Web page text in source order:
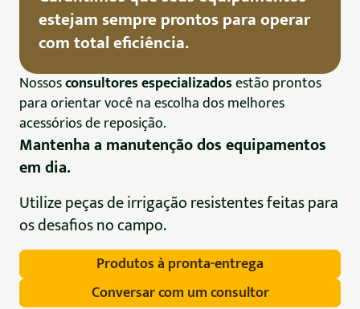
estejam sempre prontos para operar
com total eficiência.
Nossosconsultores especializadosestão prontos
para orientar você na escolha dos melhores
acessórios de reposição.
Mantenha a manutenção dos equipamentos
em dia.
Utilize peças de irrigação resistentes feitas para
os desafios no campo.
Produtos à pronta-entrega
Conversar com um consultor